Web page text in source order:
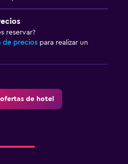
reservar?
de precios para realizar un
de hotel